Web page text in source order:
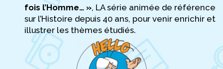
fois l’Homme… », LA série animée de référence
sur l’Histoire depuis 40 ans, pour venir enrichir et
illustrer les thèmes étudiés.